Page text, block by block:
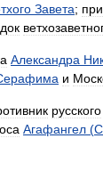
Завета; при
Александра
и
русского
Агафангел (